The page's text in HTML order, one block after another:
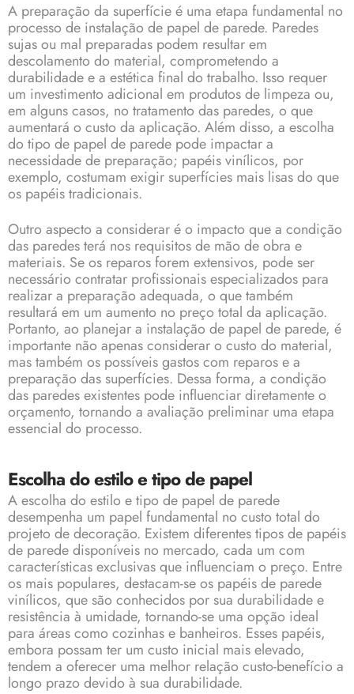
A preparação da superfície é uma etapa fundamental no
processo de instalação de papel de parede. Paredes
sujas ou mal preparadas podem resultar em
descolamento do material, comprometendo a
durabilidade e a estética final do trabalho. Isso requer
um investimento adicional em produtos de limpeza ou,
em alguns casos, no tratamento das paredes, o que
aumentará o custo da aplicação. Além disso, a escolha
do tipo de papel de parede pode impactar a
necessidade de preparação; papéis vinílicos, por
exemplo, costumam exigir superfícies mais lisas do que
os papéis tradicionais.
Outro aspecto a considerar é o impacto que a condição
das paredes terá nos requisitos de mão de obra e
materiais. Se os reparos forem extensivos, pode ser
necessário contratar profissionais especializados para
realizar a preparação adequada, o que também
resultará em um aumento no preço total da aplicação.
Portanto, ao planejar a instalação de papel de parede, é
importante não apenas considerar o custo do material,
mas também os possíveis gastos com reparos e a
preparação das superfícies. Dessa forma, a condição
das paredes existentes pode influenciar diretamente o
orçamento, tornando a avaliação preliminar uma etapa
essencial do processo.
Escolha do estilo e tipo de papel
A escolha do estilo e tipo de papel de parede
desempenha um papel fundamental no custo total do
projeto de decoração. Existem diferentes tipos de papéis
de parede disponíveis no mercado, cada um com
características exclusivas que influenciam o preço. Entre
os mais populares, destacam-se os papéis de parede
vinílicos, que são conhecidos por sua durabilidade e
resistência à umidade, tornando-se uma opção ideal
para áreas como cozinhas e banheiros. Esses papéis,
embora possam ter um custo inicial mais elevado,
tendem a oferecer uma melhor relação custo-benefício a
longo prazo devido à sua durabilidade.